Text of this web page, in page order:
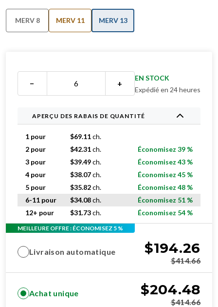
MERV 8 MERV 11 MERV 13
− +
EN STOCK
Expédié en 24 heures
APERÇU DES RABAIS DE QUANTITÉ
1 pour $69.11ch.
2 pour
$42.31ch.
Économisez 39 %
3 pour
$39.49ch.
Économisez 43 %
4 pour
$38.07ch.
Économisez 45 %
5 pour
$35.82ch.
Économisez 48 %
6-11 pour
$34.08ch.
Économisez 51 %
12+ pour
$31.73ch. Économisez 54 %
MEILLEURE OFFRE : ÉCONOMISEZ 5 %
Livraison automatique $194.26
$414.66
Achat unique $204.48
$414.66